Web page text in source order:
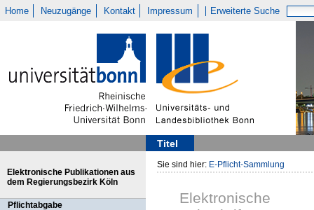
Home Neuzugänge Kontakt Impressum Erweiterte Suche
Titel
Elektronische Publikationen aus
dem Regierungsbezirk Köln
Pflichtabgabe
Sie sind hier: E-Pflicht-Sammlung
Elektronische